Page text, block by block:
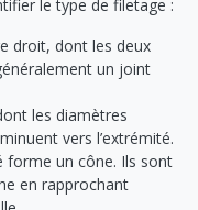
le type de filetage :
droit, dont les deux
un joint
les diamètres
vers l’extrémité.
forme un cône. Ils sont
en rapprochant